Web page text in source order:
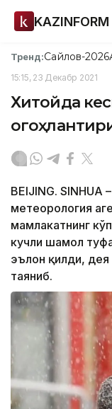
KAZINFORM
Тренд:Сайлов-2026
15:15, 23 Декабр 2021
Хитойда
BEIJING. SINHUA
метеорология
мамлакатнинг
кучли шамол
эълон қилди, дея
таяниб.